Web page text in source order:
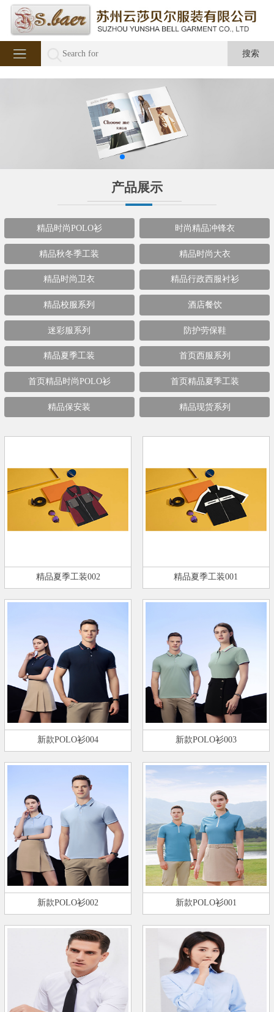
产品展示
精品时尚POLO衫 时尚精品冲锋衣
精品秋冬季工装 精品时尚大衣
精品时尚卫衣 精品行政西服衬衫
精品校服系列 酒店餐饮
迷彩服系列 防护劳保鞋
精品夏季工装 首页西服系列
首页精品时尚POLO衫 首页精品夏季工装
精品保安装 精品现货系列
精品夏季工装002 精品夏季工装001
新款POLO衫004 新款POLO衫003
新款POLO衫002 新款POLO衫001